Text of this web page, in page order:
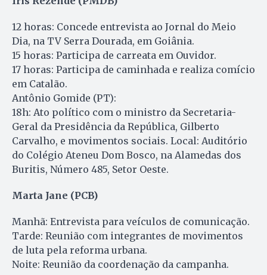
12 horas: Concede entrevista ao Jornal do Meio
Dia, na TV Serra Dourada, em Goiânia.
15 horas: Participa de carreata em Ouvidor.
17 horas: Participa de caminhada e realiza comício
em Catalão.
Antônio Gomide (PT):
18h: Ato político com o ministro da Secretaria-
Geral da Presidência da República, Gilberto
Carvalho, e movimentos sociais. Local: Auditório
do Colégio Ateneu Dom Bosco, na Alamedas dos
Buritis, Número 485, Setor Oeste.
Marta Jane (PCB)
Manhã: Entrevista para veículos de comunicação.
Tarde: Reunião com integrantes de movimentos
de luta pela reforma urbana.
Noite: Reunião da coordenação da campanha.